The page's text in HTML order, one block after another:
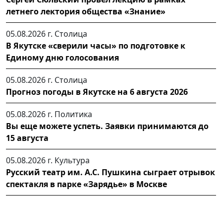
летнего лектория общества «Знание»
05.08.2026 г. Столица
В Якутске «сверили часы» по подготовке к
Единому дню голосования
05.08.2026 г. Столица
Прогноз погоды в Якутске на 6 августа 2026
05.08.2026 г. Политика
Вы еще можете успеть. Заявки принимаются до
15 августа
05.08.2026 г. Культура
Русский театр им. А.С. Пушкина сыграет отрывок
спектакля в парке «Зарядье» в Москве